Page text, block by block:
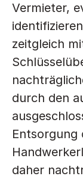
Vermieter,
zeitgleich
durch den
Entsorgung
daher